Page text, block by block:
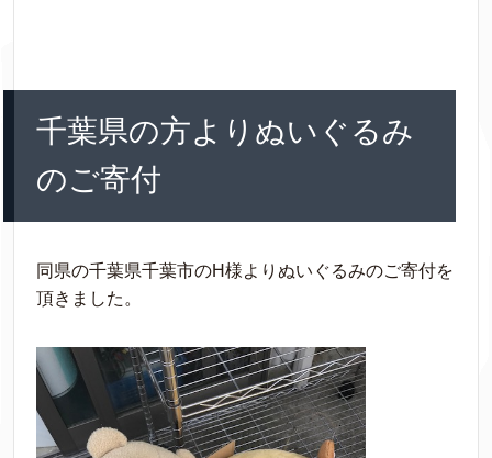
千葉県の方よりぬいぐるみ
のご寄付
同県の千葉県千葉市のH様よりぬいぐるみのご寄付を
頂きました。